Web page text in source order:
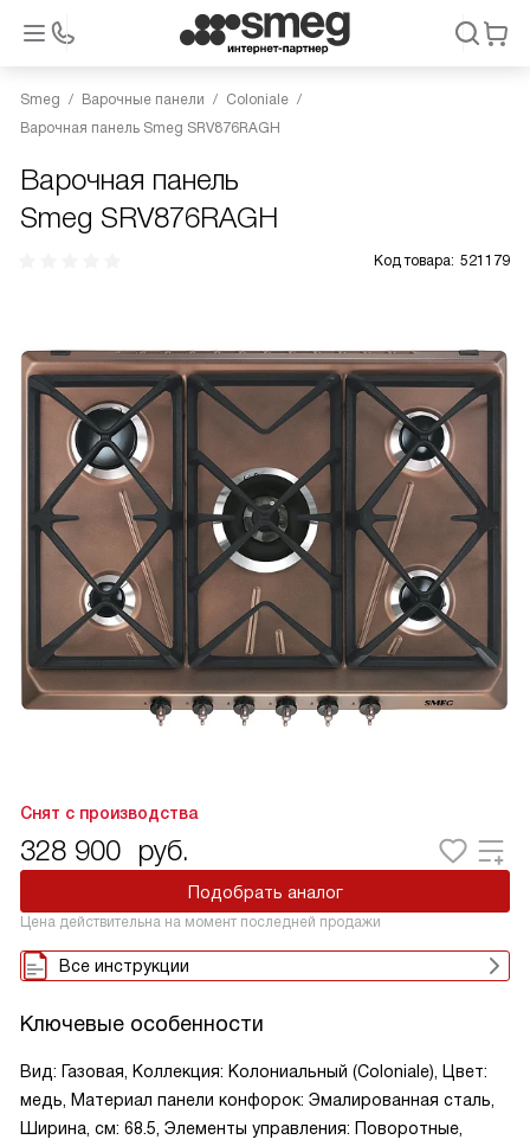
Smeg Варочные панели
Coloniale
Варочная панель Smeg SRV876RAGH
Варочная панель
Smeg SRV876RAGH
Код товара: 521179
Снят с производства
328 900 руб.
Подобрать аналог
Цена действительна на момент последней продажи
Все инструкции
Ключевые особенности
Вид: Газовая, Коллекция: Колониальный (Coloniale), Цвет:
медь, Материал панели конфорок: Эмалированная сталь,
Ширина, см: 68.5, Элементы управления: Поворотные,